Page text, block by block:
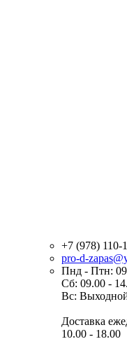
+7 (978) 110-
pro-d-
Пнд - Птн:
Сб: 09.00 -
Вс:
Доставка
10.00 - 18.00